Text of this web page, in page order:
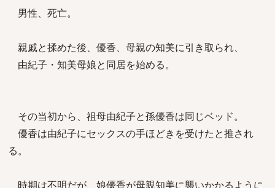
男性、死亡。
親戚と揉めた後、優香、母親の知美に引き取られ、
由紀子・知美母娘と同居を始める。
その当初から、祖母由紀子と孫優香は同じベッド。
優香は由紀子にセックスの手ほどきを受けたと推され
る。
時期は不明だが、娘優香が母親知美に襲いかかるように